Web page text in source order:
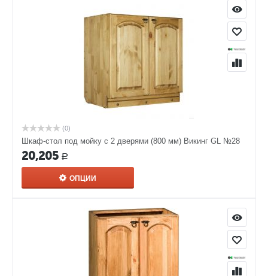
(0)
Шкаф-стол под мойку с 2 дверями (800 мм) Викинг GL №28
20,205 Р
ОПЦИИ